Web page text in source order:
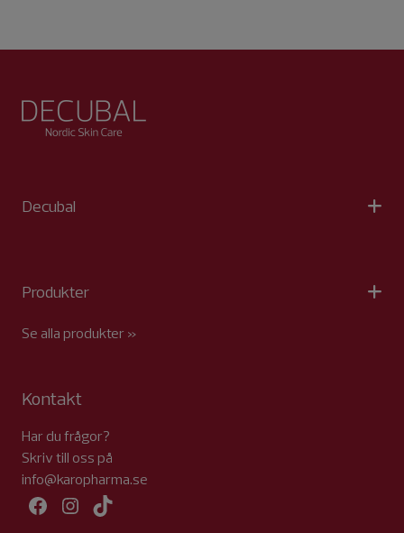
Decubal
Produkter
Se alla produkter »
Kontakt
Har du frågor?
Skriv till oss på
info@karopharma.se
Facebook
Instagram
TikTok